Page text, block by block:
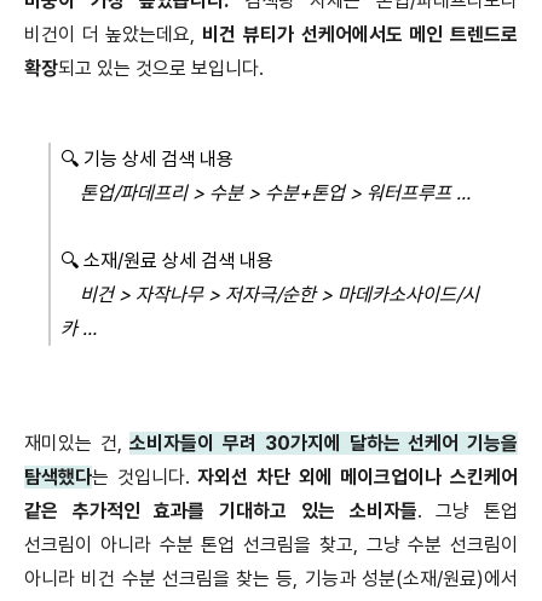
비건이 더 높았는데요, 비건 뷰티가 선케어에서도 메인 트렌드로
확장되고 있는 것으로 보입니다.
🔍 기능 상세 검색 내용
톤업/파데프리> 수분> 수분+톤업> 워터프루프 …
🔍 소재/원료 상세 검색 내용
비건> 자작나무> 저자극/순한> 마데카소사이드/시
카…
재미있는 건,소비자들이 무려 30가지에 달하는 선케어 기능을
탐색했다는 것입니다.자외선 차단 외에 메이크업이나 스킨케어
같은 추가적인 효과를 기대하고 있는 소비자들.그냥 톤업
선크림이 아니라 수분 톤업 선크림을 찾고, 그냥 수분 선크림이
아니라 비건 수분 선크림을 찾는 등, 기능과 성분(소재/원료)에서